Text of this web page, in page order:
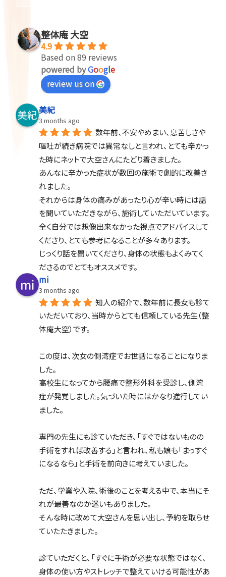
整体庵 大空
4.9
Based on 89 reviews
powered byGoogle
review us on
美紀
3 months ago
数年前、不安やめまい、息苦しさや
嘔吐が続き病院では異常なしと言われ、とても辛かっ
た時にネットで大空さんにたどり着きました。
あんなに辛かった症状が数回の施術で劇的に改善さ
れました。
それからは身体の痛みがあったり心が辛い時には話
を聞いていただきながら、施術していただいています。
全く自分では想像出来なかった視点でアドバイスして
くださり、とても参考になることが多々あります。
じっくり話を聞いてくださり、身体の状態もよくみてく
ださるのでとてもオススメです。
mi
3 months ago
知人の紹介で、数年前に長女も診て
いただいており、当時からとても信頼している先生（整
体庵大空）です。
この度は、次女の側湾症でお世話になることになりま
した。
高校生になってから腰痛で整形外科を受診し、側湾
症が発覚しました。気づいた時にはかなり進行してい
ました。
専門の先生にも診ていただき、「すぐではないものの
手術をすれば改善する」と言われ、私も娘も「まっすぐ
になるなら」と手術を前向きに考えていました。
ただ、学業や入院、術後のことを考える中で、本当にそ
れが最善なのか迷いもありました。
そんな時に改めて大空さんを思い出し、予約を取らせ
ていたたきました。
診ていただくと、「すぐに手術が必要な状態ではなく、
身体の使い方やストレッチで整えていける可能性があ